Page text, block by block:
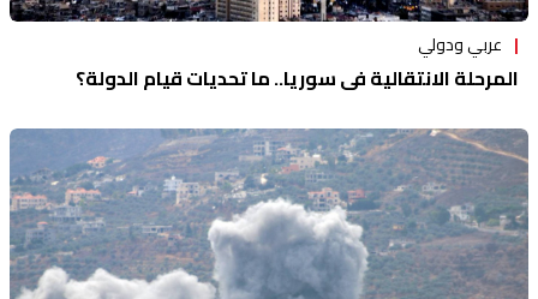
عربي ودولي
المرحلة الانتقالية في سوريا.. ما تحديات قيام الدولة؟